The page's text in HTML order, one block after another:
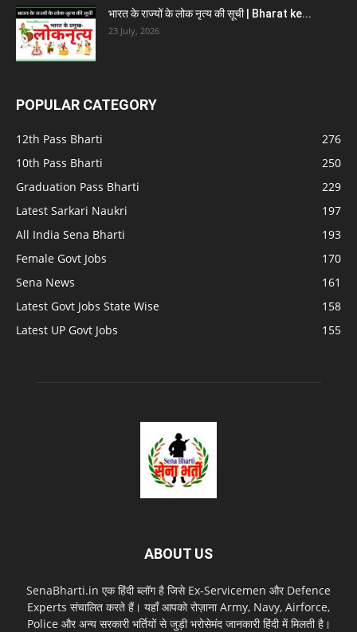
भारत के राज्यों के लोक नृत्य की सूची | Bharat ke...
23 July, 2026
POPULAR CATEGORY
12th Pass Bharti
276
10th Pass Bharti
250
Graduation Pass Bharti
229
Latest Sarkari Naukri
197
All India Sena Bharti
193
Female Govt Jobs
170
Sena News
161
Latest Govt Jobs State Wise
158
Latest UP Govt Jobs
155
ABOUT US
SenaBharti.in एक हिंदी ब्लॉग है जिसे Ex‑Servicemen और Defence
Experts संचालित करते हैं। यहाँ आपको रोज़ाना Army, Navy, Airforce,
Police और अन्य सरकारी भर्तियों से जुड़ी भरोसेमंद जानकारी हिंदी में मिलती है।